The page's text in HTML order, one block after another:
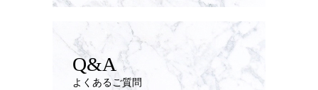
Q&A
よくあるご質問